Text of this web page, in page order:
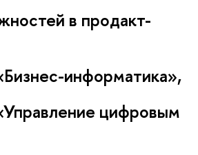
в продакт-
информатика»,
цифровым